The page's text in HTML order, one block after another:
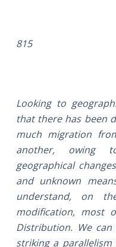
815
Looking to
that there has been
much migration
another, owing
geographical
and unknown
understand, on
modification, most
Distribution. We
striking a